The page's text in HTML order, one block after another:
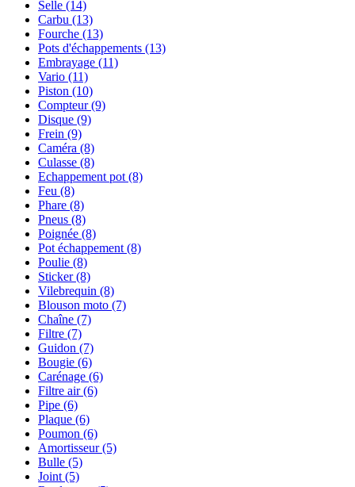
Selle (14)
Carbu (13)
Fourche (13)
Pots d'échappements (13)
Embrayage (11)
Vario (11)
Piston (10)
Compteur(9)
Disque (9)
Frein (9)
Caméra (8)
Culasse (8)
Echappement pot (8)
Feu (8)
Phare (8)
Pneus (8)
Poignée (8)
Pot échappement (8)
Poulie (8)
Sticker(8)
Vilebrequin (8)
Blouson moto (7)
Chaîne (7)
Filtre (7)
Guidon (7)
Bougie (6)
Carénage (6)
Filtre air(6)
Pipe (6)
Plaque (6)
Poumon (6)
Amortisseur(5)
Bulle (5)
Joint (5)